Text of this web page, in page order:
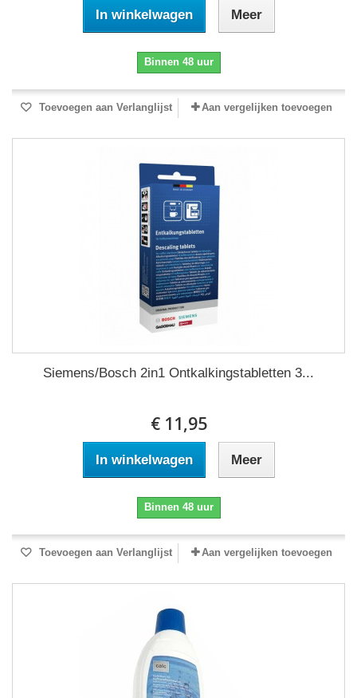
In winkelwagen Meer
Binnen 48 uur
Toevoegen aan Verlanglijst Aan vergelijken toevoegen
Siemens/Bosch 2in1 Ontkalkingstabletten 3...
€ 11,95
In winkelwagen Meer
Binnen 48 uur
Toevoegen aan Verlanglijst Aan vergelijken toevoegen